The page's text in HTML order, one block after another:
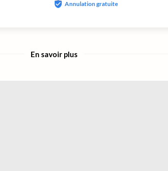
Annulation gratuite
En savoir plus